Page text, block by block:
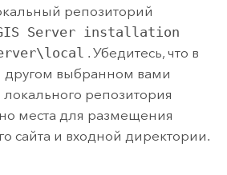
репозиторий
Server installation
. Убедитесь, что в
выбранном вами
репозитория
места для размещения
сайта и входной директории.